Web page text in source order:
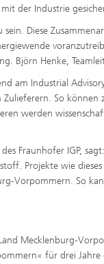
der Industrie
sein. Diese
Björn Henke,
am Industrial
So können
werden
Fraunhofer IGP,
Projekte wie
Vorpommern. So
Mecklenburg-
für drei